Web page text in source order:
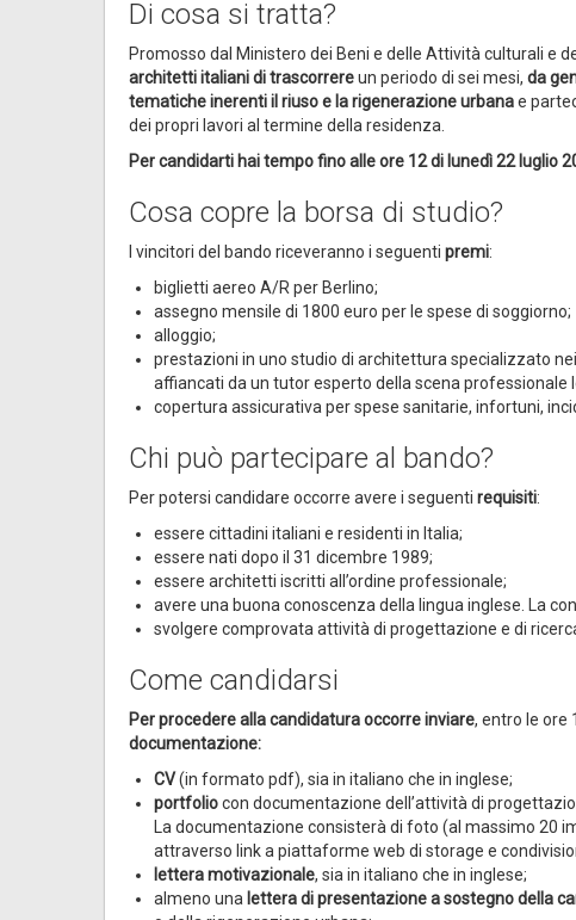
Di cosa si tratta?
Promosso dal Ministero dei Beni e delle Attività culturali e
architetti italiani di trascorrereun periodo di sei mesi, da
tematiche inerenti il riuso e la rigenerazione urbanae
dei propri lavori al termine della residenza.
Per candidarti hai tempo fino alle ore 12 di lunedì 22 luglio
Cosa copre la borsa di studio?
I vincitori del bando riceveranno i seguenti premi:
biglietti aereo A/R per Berlino;
assegno mensile di 1800 euro per le spese di soggiorno;
alloggio;
prestazioni in uno studio di architettura specializzato
affiancati da un tutor esperto della scena professionale
copertura assicurativa per spese sanitarie, infortuni,
Chi può partecipare al bando?
Per potersi candidare occorre avere i seguenti requisiti:
essere cittadini italiani e residenti in Italia;
essere nati dopo il 31 dicembre 1989;
essere architetti iscritti all’ordine professionale;
avere una buona conoscenza della lingua inglese. La
svolgere comprovata attività di progettazione e di
Come candidarsi
Per procedere alla candidatura occorre inviare, entro le ore
documentazione:
CV(in formato pdf), sia in italiano che in inglese;
portfoliocon documentazione dell’attività di
La documentazione consisterà di foto (al massimo 20
attraverso link a piattaforme web di storage e
lettera motivazionale, sia in italiano che in inglese;
almeno una lettera di presentazione a sostegno della